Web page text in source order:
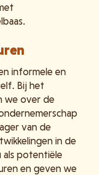
informele en
Bij het
we over de
van de
in de
als potentiële
en geven we